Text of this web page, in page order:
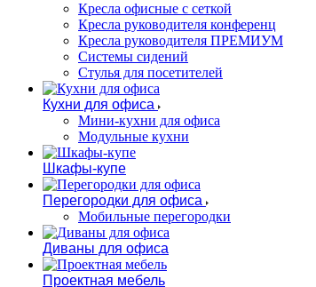
Кресла офисные с сеткой
Кресла руководителя конференц
Кресла руководителя ПРЕМИУМ
Системы сидений
Стулья для посетителей
Кухни для офиса
Мини-кухни для офиса
Модульные кухни
Шкафы-купе
Перегородки для офиса
Мобильные перегородки
Диваны для офиса
Проектная мебель